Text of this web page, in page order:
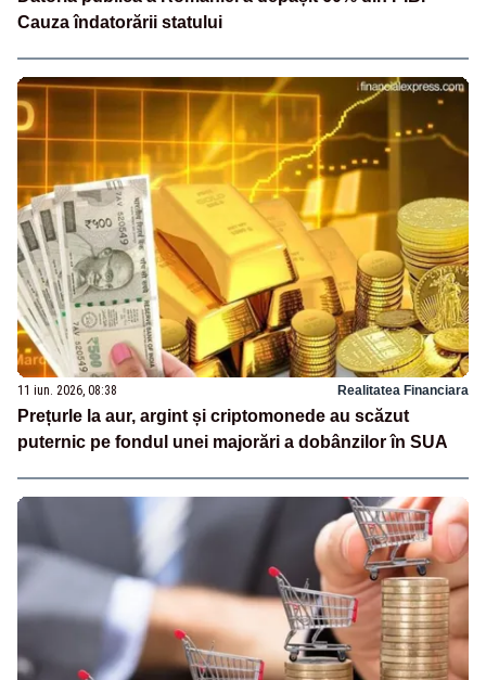
Cauza îndatorării statului
11 iun. 2026, 08:38 Realitatea Financiara
Prețurle la aur, argint și criptomonede au scăzut
puternic pe fondul unei majorări a dobânzilor în SUA